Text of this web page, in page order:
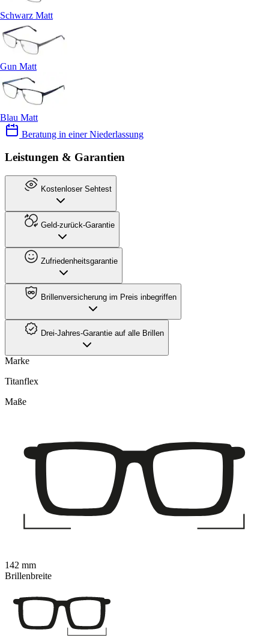
Schwarz Matt
Gun Matt
Blau Matt
Beratung in einer Niederlassung
Leistungen & Garantien
Kostenloser Sehtest
Geld-zurück-Garantie
Zufriedenheitsgarantie
Brillenversicherung im Preis inbegriffen
Drei-Jahres-Garantie auf alle Brillen
Marke
Titanflex
Maße
142 mm
Brillenbreite